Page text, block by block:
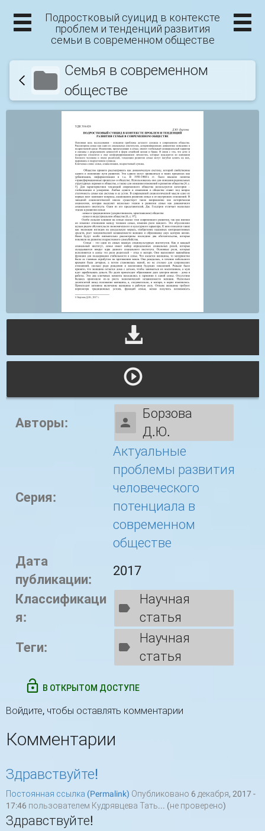
Подростковый суицид в контексте
проблем и тенденций развития
семьи в современном обществе
Семья в современном
обществе
Авторы:
Борзова
Д.Ю.
Серия:
Актуальные
проблемы развития
человеческого
потенциала в
современном
обществе
Дата
публикации:
2017
Классификаци
я:
Научная
статья
Теги:
Научная
статья
В ОТКРЫТОМ ДОСТУПЕ
Войдите, чтобы оставлять комментарии
Комментарии
Здравствуйте!
Постоянная ссылка (Permalink) Опубликовано 6 декабря, 2017 -
17:46 пользователем Кудрявцева Тать... (не проверено)
Здравствуйте!